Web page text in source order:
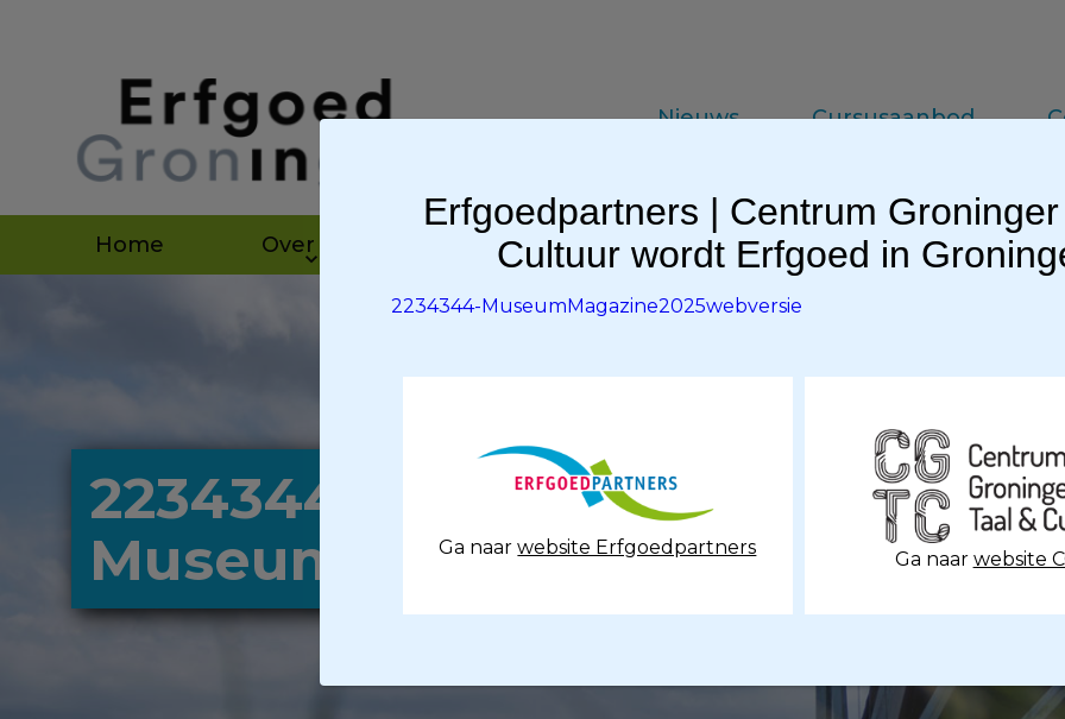
Nieuws Cursusaanbod
Home Over ons Agenda Vakinformatie Praktijkkennis
2234344-
Erfgoedpartners | Centrum Groninger
Cultuur wordt Erfgoed in
2234344-MuseumMagazine2025webversie
Ga naarwebsite Erfgoedpartners
Ga naar website